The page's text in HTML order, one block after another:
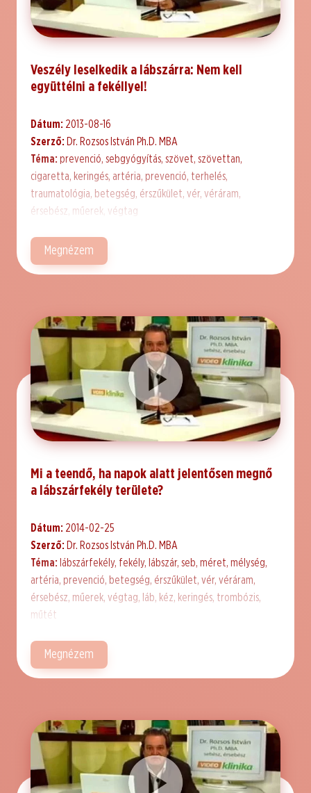
Veszély leselkedik a lábszárra: Nem kell
együttélni a fekéllyel!
Dátum: 2013-08-16
Szerző: Dr. Rozsos István Ph.D. MBA
Téma: prevenció, sebgyógyítás, szövet, szövettan,
cigaretta, keringés, artéria, prevenció, terhelés,
traumatológia, betegség, érszűkület, vér, véráram,
érsebész, műerek, végtag
Megnézem
Mi a teendő, ha napok alatt jelentősen megnő
a lábszárfekély területe?
Dátum: 2014-02-25
Szerző: Dr. Rozsos István Ph.D. MBA
Téma: lábszárfekély, fekély, lábszár, seb, méret, mélység,
artéria, prevenció, betegség, érszűkület, vér, véráram,
érsebész, műerek, végtag, láb, kéz, keringés, trombózis,
műtét
Megnézem